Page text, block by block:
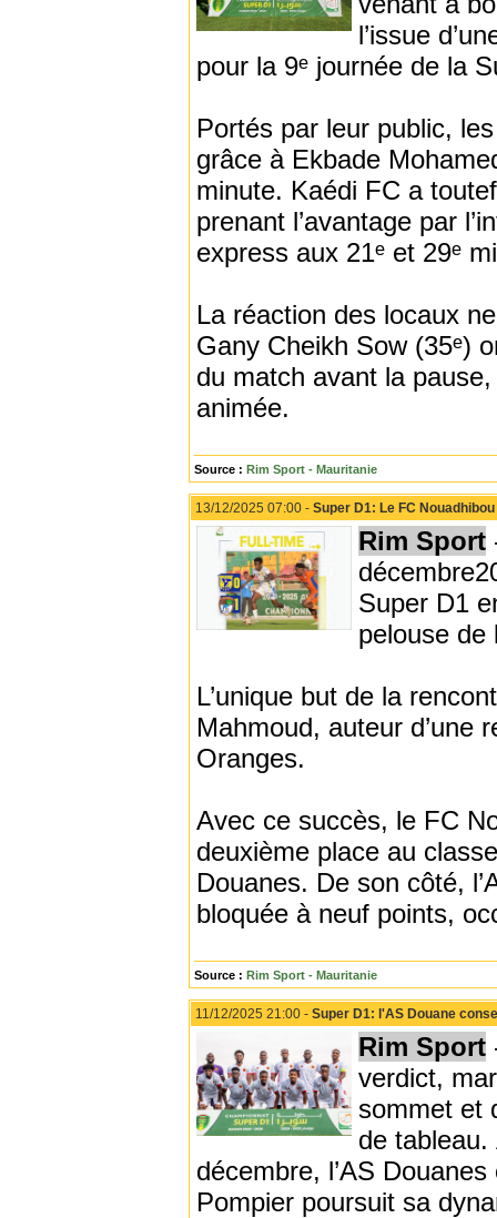
l’issue
pour la 9ᵉ journée de la
Portés par leur public,
grâce à Ekbade
minute. Kaédi FC a
prenant l’avantage par
express aux 21ᵉ et 29ᵉ
La réaction des locaux
Gany Cheikh Sow (35ᵉ)
du match avant la
animée.
Source : Rim Sport - Mauritanie
13/12/2025 07:00 - Super D1: Le FC
Rim Sport
Super D1
pelouse de
L’unique but de la
Mahmoud, auteur d’une
Oranges.
Avec ce succès, le FC
deuxième place au
Douanes. De son côté,
bloquée à neuf points,
Source : Rim Sport - Mauritanie
11/12/2025 21:00 - Super D1: l'AS Douane
Rim Sport
verdict,
sommet et
de tableau.
décembre, l’AS
Pompier poursuit sa